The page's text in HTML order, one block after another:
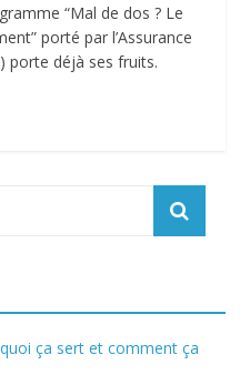
“Mal de dos ? Le
porté par l’Assurance
porte déjà ses fruits.
ça sert et comment ça